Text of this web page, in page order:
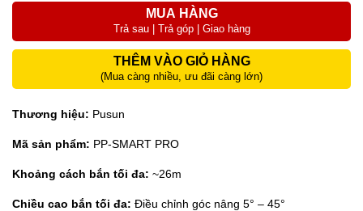
MUA HÀNG
Trả sau | Trả góp | Giao hàng
THÊM VÀO GIỎ HÀNG
(Mua càng nhiều, ưu đãi càng lớn)
Thương hiệu: Pusun
Mã sản phẩm: PP-SMART PRO
Khoảng cách bắn tối đa: ~26m
Chiều cao bắn tối đa: Điều chỉnh góc nâng 5° – 45°